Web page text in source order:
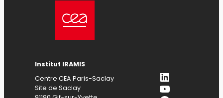
Institut IRAMIS
Centre CEA Paris-Saclay
Site de Saclay
LinkedIn
YouTube